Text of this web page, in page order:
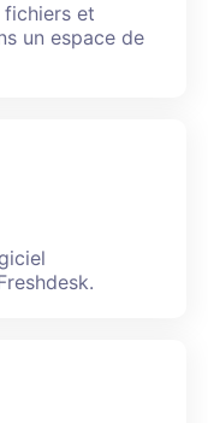
fichiers et
un espace de